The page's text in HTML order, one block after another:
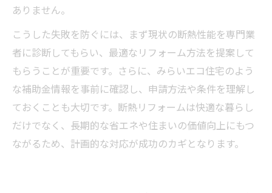
ありません。
こうした失敗を防ぐには、まず現状の断熱性能を専門業
者に診断してもらい、最適なリフォーム方法を提案して
もらうことが重要です。さらに、みらいエコ住宅のよう
な補助金情報を事前に確認し、申請方法や条件を理解し
ておくことも大切です。断熱リフォームは快適な暮らし
だけでなく、長期的な省エネや住まいの価値向上にもつ
ながるため、計画的な対応が成功のカギとなります。